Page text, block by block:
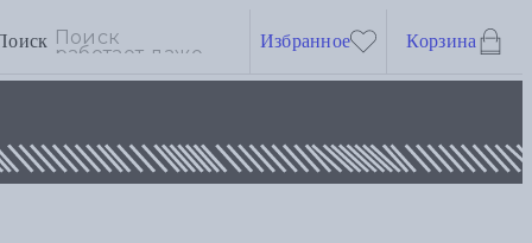
Избранное Корзина